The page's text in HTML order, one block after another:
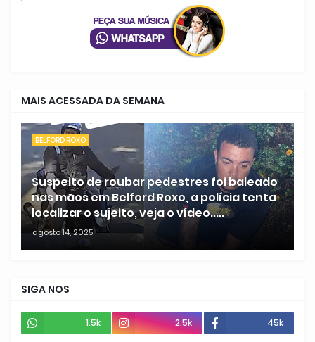
MAIS ACESSADA DA SEMANA
BELFORD ROXO
Suspeito de roubar pedestres foi baleado
nas mãos em Belford Roxo, a polícia tenta
localizar o sujeito, veja o vídeo.....
agosto 14, 2025
SIGA NOS
1.5k 2.5k 45k